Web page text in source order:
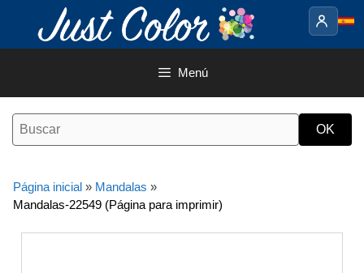
contenido
Menú
Página inicial » Mandalas »
Mandalas-22549 (Página para imprimir)